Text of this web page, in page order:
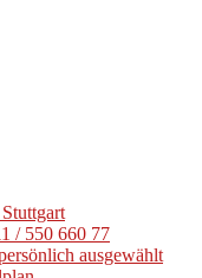
/ 550 660 77
ausgewählt